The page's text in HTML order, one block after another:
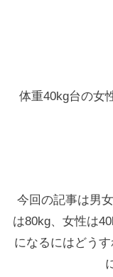
体重40kg台の女
今回の記事は男
は80kg、女性は
になるにはどう